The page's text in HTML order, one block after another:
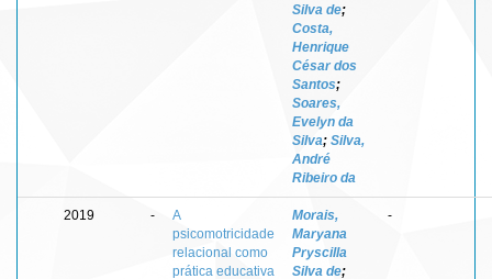
Silva de;
Costa,
Henrique
César dos
Santos;
Soares,
Evelyn da
Silva; Silva,
André
Ribeiro da
2019 -
A
psicomotricidade
relacional como
prática educativa
Morais,
Maryana
Pryscilla
Silva de;
-